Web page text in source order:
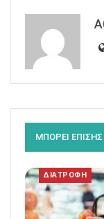
ΜΠΟΡΕΙ
ΔΙΑΤΡΟΦΗ